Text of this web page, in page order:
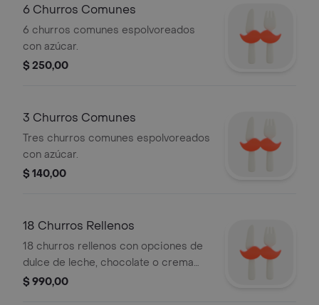
6 Churros Comunes
6 churros comunes espolvoreados
con azúcar.
$ 250,00
3 Churros Comunes
Tres churros comunes espolvoreados
con azúcar.
$ 140,00
18 Churros Rellenos
18 churros rellenos con opciones de
dulce de leche, chocolate o crema
pastelera.
$ 990,00